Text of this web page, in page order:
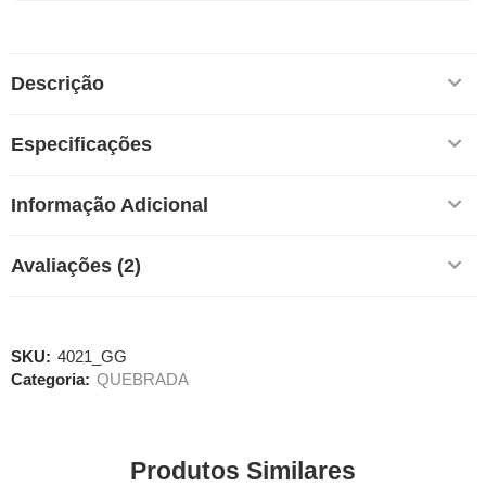
Descrição
Especificações
Informação Adicional
Avaliações (2)
SKU: 4021_GG
Categoria: QUEBRADA
Produtos Similares